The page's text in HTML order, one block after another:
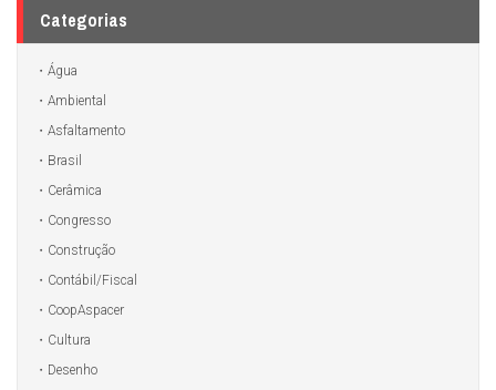
Categorias
Água
Ambiental
Asfaltamento
Brasil
Cerâmica
Congresso
Construção
Contábil/Fiscal
CoopAspacer
Cultura
Desenho